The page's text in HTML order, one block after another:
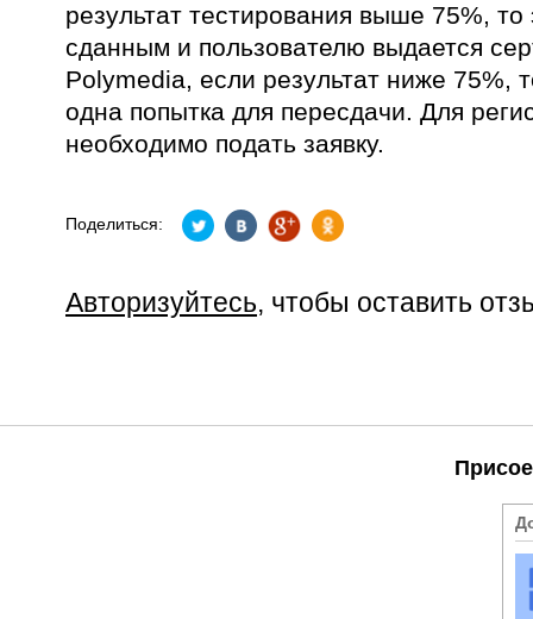
результат тестирования выше 75%, то
сданным и пользователю выдается
Polymedia, если результат ниже 75%,
одна попытка для пересдачи. Для
необходимо подать заявку.
Поделиться:
Авторизуйтесь, чтобы оставить